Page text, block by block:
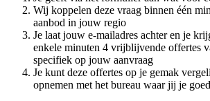
Wij koppelen deze vraag binnen één
aanbod in jouw regio
Je laat jouw e-mailadres achter en je
enkele minuten 4 vrijblijvende offertes
specifiek op jouw aanvraag
Je kunt deze offertes op je gemak
opnemen met het bureau waar jij je